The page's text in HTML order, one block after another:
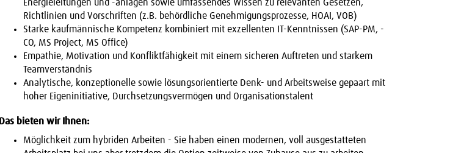
Energieleitungen und -anlagen sowie umfassendes Wissen zu relevanten Gesetzen,
Richtlinien und Vorschriften (z.B. behördliche Genehmigungsprozesse, HOAI, VOB)
Starke kaufmännische Kompetenz kombiniert mit exzellenten IT-Kenntnissen (SAP-PM, -
CO, MS Project, MS Office)
Empathie, Motivation und Konfliktfähigkeit mit einem sicheren Auftreten und starkem
Teamverständnis
Analytische, konzeptionelle sowie lösungsorientierte Denk- und Arbeitsweise gepaart mit
hoher Eigeninitiative, Durchsetzungsvermögen und Organisationstalent
Das bieten wir Ihnen:
Möglichkeit zum hybriden Arbeiten - Sie haben einen modernen, voll ausgestatteten